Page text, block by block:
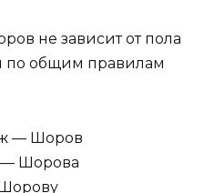
не зависит от пола
по общим правилам
— Шоров
Шорова